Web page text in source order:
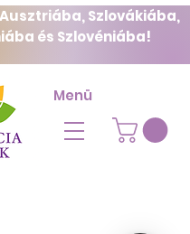
Szlovákiába,
és Szlovéniába!
Menü